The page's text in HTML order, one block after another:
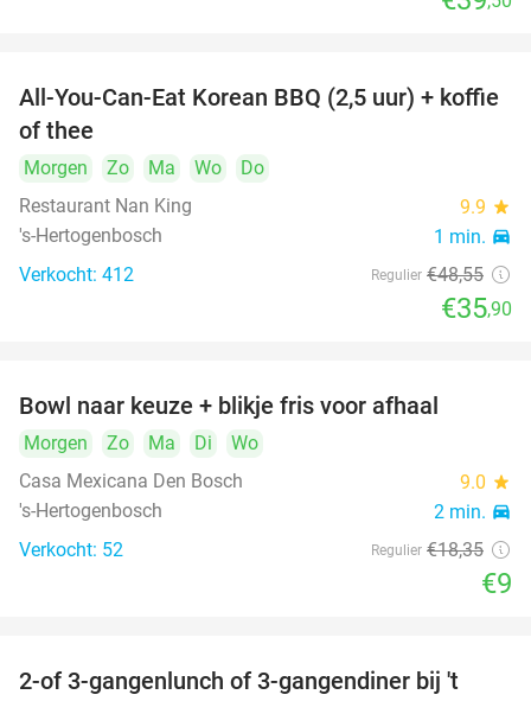
26%
All-You-Can-Eat Korean BBQ (2,5 uur) + koffie
of thee
Morgen Zo Ma Wo
Do
Restaurant Nan King
9.9 star
's-Hertogenbosch 1 min. directions_car
Verkocht: 412 Regulier €48,55
€35,90
Bowl naar keuze + blikje fris voor afhaal
Morgen Zo Ma Di
Wo
Casa Mexicana Den Bosch
9.0 star
's-Hertogenbosch 2 min. directions_car
Verkocht: 52 Regulier €18,35
€9
35%
2-of 3-gangenlunch of 3-gangendiner bij 't